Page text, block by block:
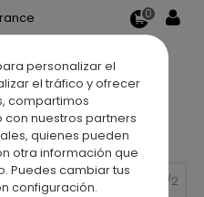
personalizar el
el tráfico y ofrecer
compartimos
nuestros partners
quienes pueden
otra información que
Puedes cambiar tus
configuración.
0
DE BAIN
Précédent
2/2